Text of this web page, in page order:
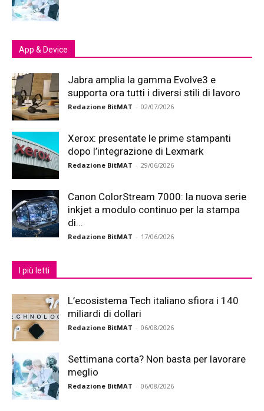
App & Device
Jabra amplia la gamma Evolve3 e
supporta ora tutti i diversi stili di lavoro
Redazione BitMAT - 02/07/2026
Xerox: presentate le prime stampanti
dopo l’integrazione di Lexmark
Redazione BitMAT - 29/06/2026
Canon ColorStream 7000: la nuova serie
inkjet a modulo continuo per la stampa
di...
Redazione BitMAT - 17/06/2026
I più letti
L’ecosistema Tech italiano sfiora i 140
miliardi di dollari
Redazione BitMAT - 06/08/2026
Settimana corta? Non basta per lavorare
meglio
Redazione BitMAT - 06/08/2026